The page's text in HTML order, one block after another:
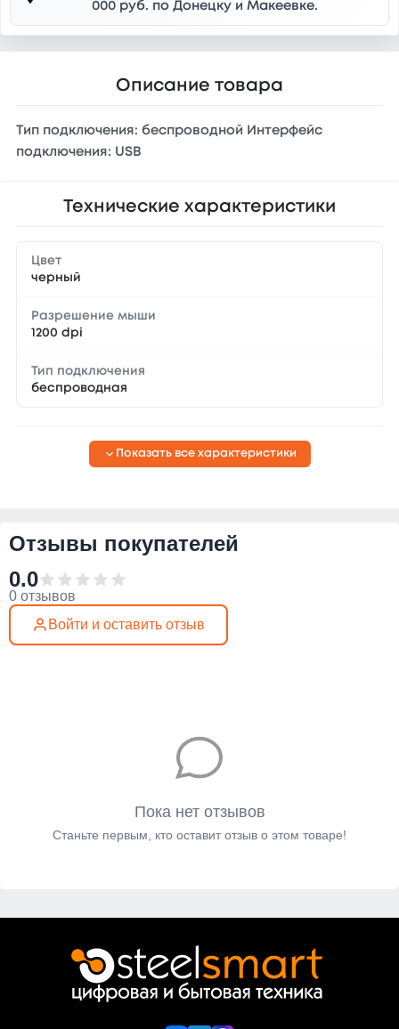
000 руб. по Донецку и Макеевке.
Описание товара
Тип подключения: беспроводной Интерфейс
подключения: USB
Технические характеристики
Цвет
черный
Разрешение мыши
1200 dpi
Тип подключения
беспроводная
Показать все характеристики
Отзывы покупателей
0.0
0 отзывов
Войти и оставить отзыв
Пока нет отзывов
Станьте первым, кто оставит отзыв о этом товаре!